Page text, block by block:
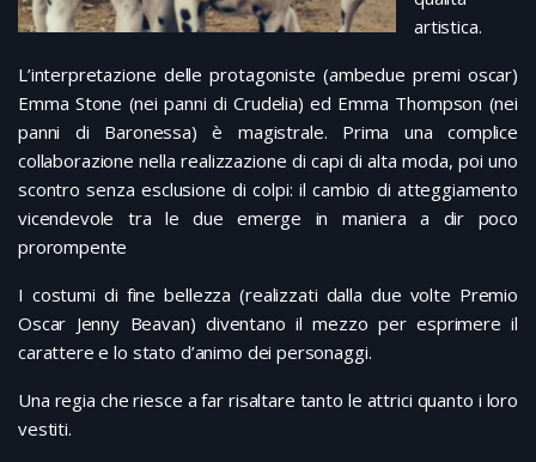
artistica.
L’interpretazione delle protagoniste (ambedue premi oscar)
Emma Stone (nei panni di Crudelia) ed Emma Thompson (nei
panni di Baronessa) è magistrale. Prima una complice
collaborazione nella realizzazione di capi di alta moda, poi uno
scontro senza esclusione di colpi: il cambio di atteggiamento
vicendevole tra le due emerge in maniera a dir poco
prorompente
I costumi di fine bellezza (realizzati dalla due volte Premio
Oscar Jenny Beavan) diventano il mezzo per esprimere il
carattere e lo stato d’animo dei personaggi.
Una regia che riesce a far risaltare tanto le attrici quanto i loro
vestiti.